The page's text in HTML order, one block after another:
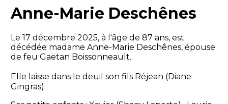
Anne-Marie Deschênes
Le 17 décembre 2025, à l'âge de 87 ans, est
décédée madame Anne-Marie Deschênes, épouse
de feu Gaëtan Boissonneault.
Elle laisse dans le deuil son fils Réjean (Diane
Gingras).